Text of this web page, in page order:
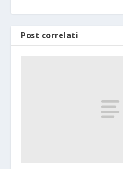
Post correlati